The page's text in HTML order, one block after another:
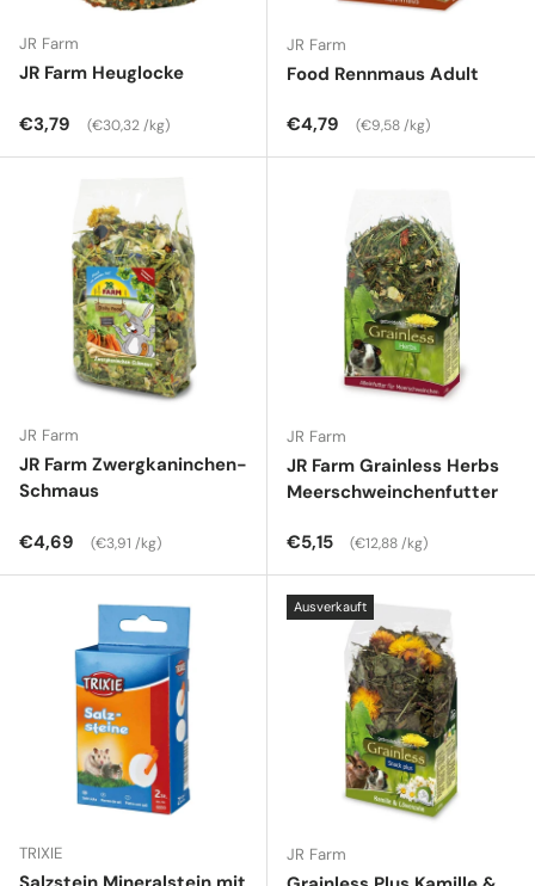
JR Farm
JR Farm Heuglocke
Normaler Preis
€3,79 Grundpreis
€30,32 /kg
JR Farm
Food Rennmaus Adult
Normaler Preis
€4,79 Grundpreis
€9,58 /kg
JR Farm
JR Farm Zwergkaninchen-
Schmaus
Normaler Preis
€4,69 Grundpreis
€3,91 /kg
JR Farm
JR Farm Grainless Herbs
Meerschweinchenfutter
Normaler Preis
€5,15 Grundpreis
€12,88 /kg
TRIXIE
Ausverkauft
JR Farm